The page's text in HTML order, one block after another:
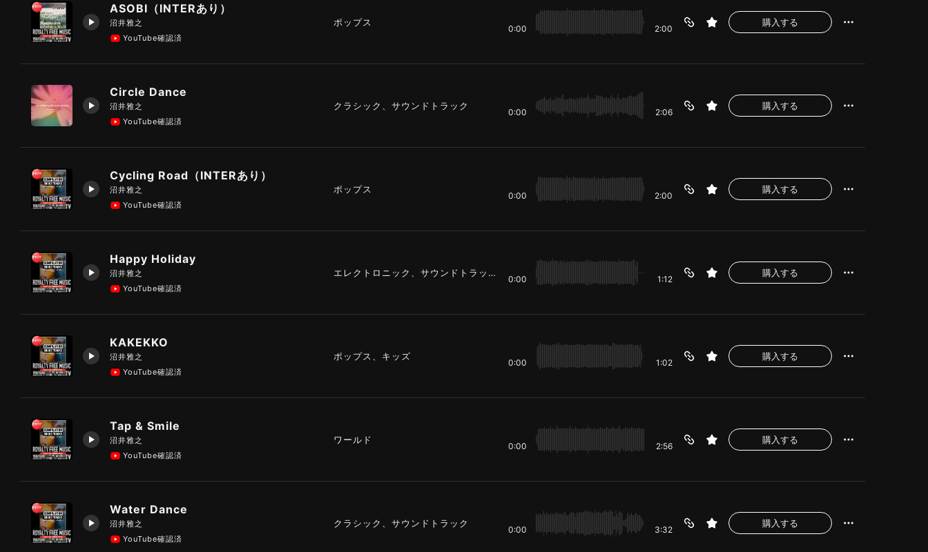
ASOBI（INTERあり）
沼井雅之
YouTube確認済
ポップス
0:00 2:00
購入する
Circle Dance
沼井雅之
YouTube確認済
クラシック、サウンドトラック
0:00 2:06
購入する
Cycling Road（INTERあり）
沼井雅之
YouTube確認済
ポップス
0:00 2:00
購入する
Happy Holiday
沼井雅之
YouTube確認済
エレクトロニック、サウンドトラック
0:00 1:12
購入する
KAKEKKO
沼井雅之
YouTube確認済
ポップス、キッズ
0:00 1:02
購入する
Tap & Smile
沼井雅之
YouTube確認済
ワールド
0:00 2:56
購入する
Water Dance
沼井雅之
YouTube確認済
クラシック、サウンドトラック
0:00 3:32
購入する